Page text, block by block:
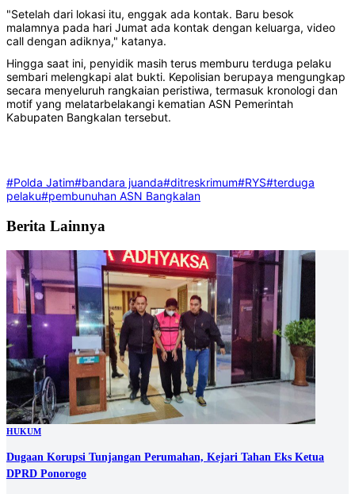
"Setelah dari lokasi itu, enggak ada kontak. Baru besok
malamnya pada hari Jumat ada kontak dengan keluarga, video
call dengan adiknya," katanya.
Hingga saat ini, penyidik masih terus memburu terduga pelaku
sembari melengkapi alat bukti. Kepolisian berupaya mengungkap
secara menyeluruh rangkaian peristiwa, termasuk kronologi dan
motif yang melatarbelakangi kematian ASN Pemerintah
Kabupaten Bangkalan tersebut.
#Polda Jatim#bandara juanda#ditreskrimum#RYS#terduga
pelaku#pembunuhan ASN Bangkalan
Berita Lainnya
HUKUM
Dugaan Korupsi Tunjangan Perumahan, Kejari Tahan Eks Ketua
DPRD Ponorogo